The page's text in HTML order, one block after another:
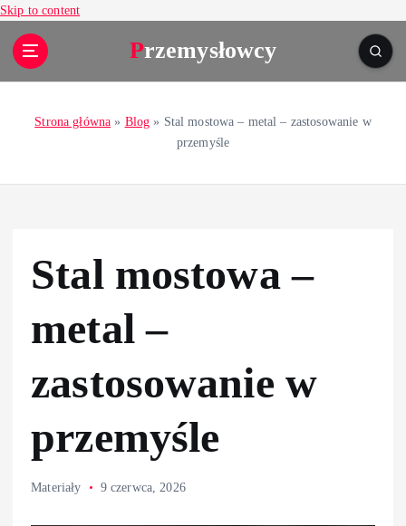
Skip to content
Przemysłowcy
Strona główna » Blog » Stal mostowa – metal – zastosowanie w
przemyśle
Stal mostowa –
metal –
zastosowanie w
przemyśle
Materiały 9 czerwca, 2026